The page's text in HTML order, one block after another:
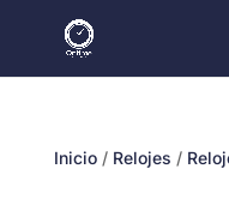
Inicio/ Relojes /